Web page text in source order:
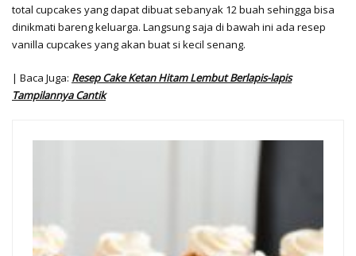
total cupcakes yang dapat dibuat sebanyak 12 buah sehingga bisa
dinikmati bareng keluarga. Langsung saja di bawah ini ada resep
vanilla cupcakes yang akan buat si kecil senang.
| Baca Juga: Resep Cake Ketan Hitam Lembut Berlapis-lapis
Tampilannya Cantik